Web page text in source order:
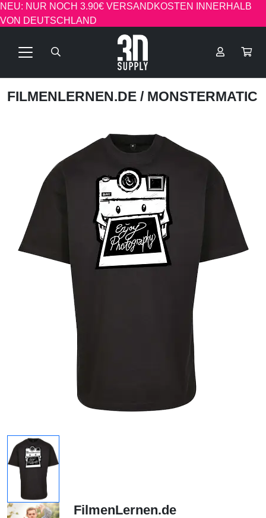
NEU: NUR NOCH 3.90€ VERSANDKOSTEN INNERHALB
VON DEUTSCHLAND
FILMENLERNEN.DE / MONSTERMATIC
FilmenLernen.de